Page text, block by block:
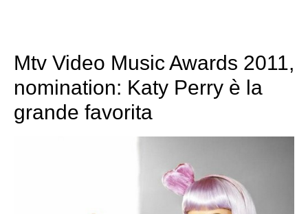
Mtv Video Music Awards 2011,
nomination: Katy Perry è la
grande favorita